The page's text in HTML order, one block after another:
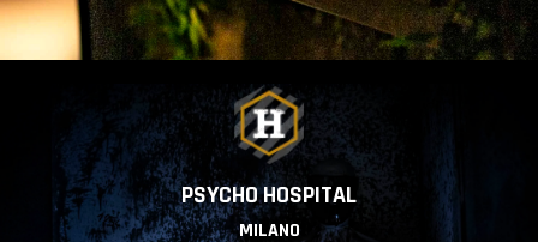
PSYCHO HOSPITAL
MILANO